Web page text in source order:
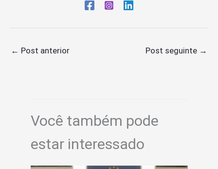
← Post anterior Post seguinte →
Você também pode
estar interessado